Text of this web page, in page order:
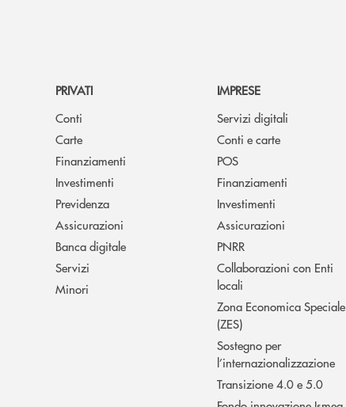
PRIVATI
Conti
Carte
Finanziamenti
Investimenti
Previdenza
Assicurazioni
Banca digitale
Servizi
Minori
IMPRESE
Servizi digitali
Conti e carte
POS
Finanziamenti
Investimenti
Assicurazioni
PNRR
Collaborazioni con Enti
locali
Zona Economica Speciale
(ZES)
Sostegno per
l’internazionalizzazione
Transizione 4.0 e 5.0